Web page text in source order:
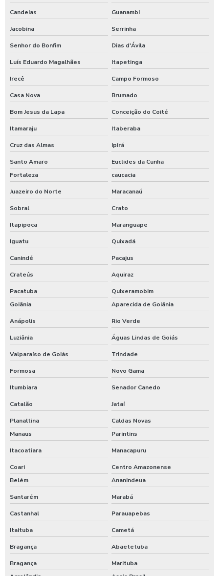
Candeias Guanambi
Jacobina Serrinha
Senhor do Bonfim Dias d'Ávila
Luís Eduardo Magalhães Itapetinga
Irecê Campo Formoso
Casa Nova Brumado
Bom Jesus da Lapa Conceição do Coité
Itamaraju Itaberaba
Cruz das Almas Ipirá
Santo Amaro
Euclides da Cunha
Fortaleza
caucacia
Juazeiro do Norte Maracanaú
Sobral Crato
Itapipoca Maranguape
Iguatu Quixadá
Canindé Pacajus
Crateús Aquiraz
Pacatuba
Quixeramobim
Goiânia
Aparecida de Goiânia
Anápolis Rio Verde
Luziânia Águas Lindas de Goiás
Valparaíso de Goiás Trindade
Formosa Novo Gama
Itumbiara Senador Canedo
Catalão Jataí
Planaltina
Caldas Novas
Manaus
Parintins
Itacoatiara Manacapuru
Coari
Centro Amazonense
Belém
Ananindeua
Santarém Marabá
Castanhal Parauapebas
Itaituba Cametá
Bragança Abaetetuba
Bragança
Marituba